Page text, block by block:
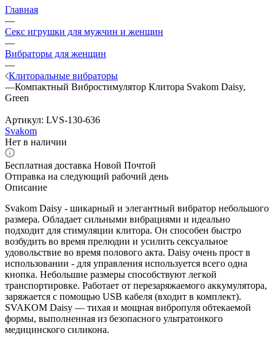
Главная
—
Секс игрушки для мужчин и женщин
—
Вибраторы для женщин
—
Клиторальные вибраторы
—Компактный Вибростимулятор Клитора Svakom Daisy,
Green
Артикул: LVS-130-636
Svakom
Нет в наличии
Бесплатная доставка Новой Почтой
Отправка на следующий рабочий день
Описание
Svakom Daisy - шикарный и элегантный вибратор небольшого
размера. Обладает сильными вибрациями и идеально
подходит для стимуляции клитора. Он способен быстро
возбудить во время прелюдии и усилить сексуальное
удовольствие во время полового акта. Daisy очень прост в
использовании - для управления используется всего одна
кнопка. Небольшие размеры способствуют легкой
транспортировке. Работает от перезаряжаемого аккумулятора,
заряжается с помощью USB кабеля (входит в комплект).
SVAKOM Daisy — тихая и мощная вибропуля обтекаемой
формы, выполненная из безопасного ультратонкого
медицинского силикона.